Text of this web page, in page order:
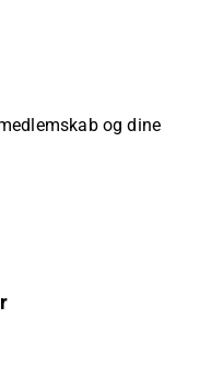
og dine